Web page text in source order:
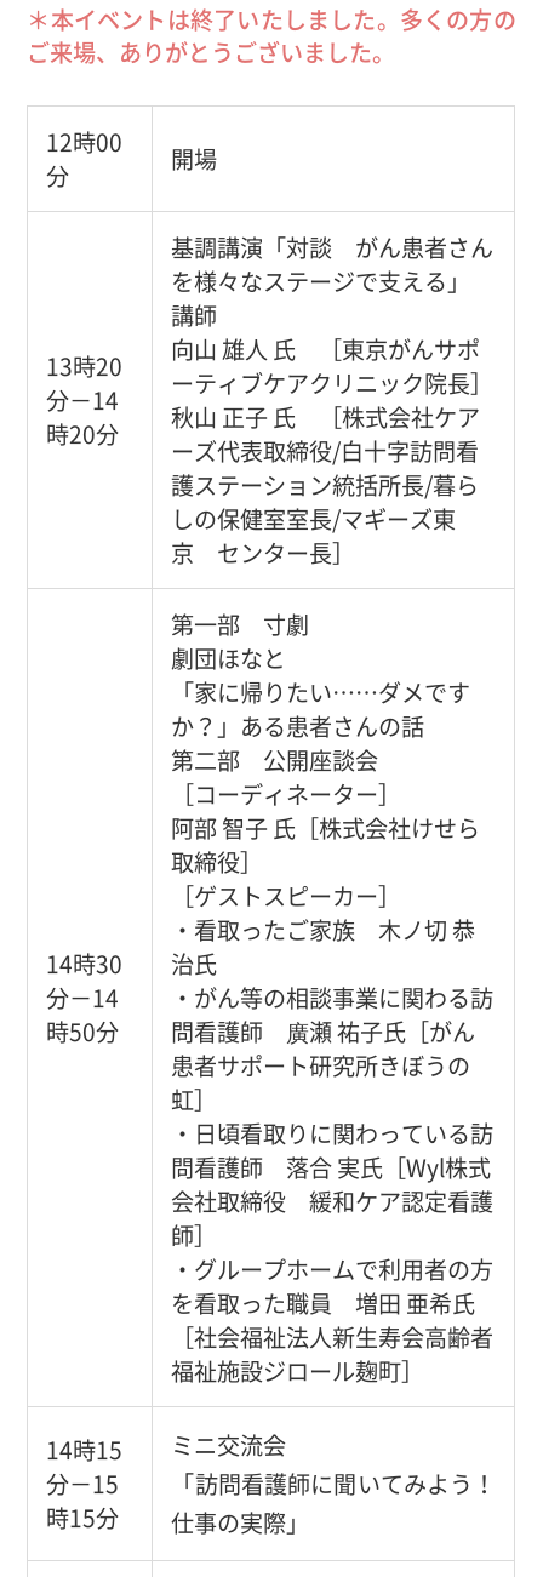
＊本イベントは終了いたしました。多くの方の
ご来場、ありがとうございました。
12時00
分
開場
13時20
分－14
時20分
基調講演「対談 がん患者さん
を様々なステージで支える」
講師
向山 雄人 氏 ［東京がんサポ
ーティブケアクリニック院長］
秋山 正子 氏 ［株式会社ケア
ーズ代表取締役/白十字訪問看
護ステーション統括所長/暮ら
しの保健室室長/マギーズ東
京 センター長］
14時30
分－14
時50分
第一部 寸劇
劇団ほなと
「家に帰りたい……ダメです
か？」ある患者さんの話
第二部 公開座談会
［コーディネーター］
阿部 智子 氏［株式会社けせら
取締役］
［ゲストスピーカー］
・看取ったご家族 木ノ切 恭
治氏
・がん等の相談事業に関わる訪
問看護師 廣瀬 祐子氏［がん
患者サポート研究所きぼうの
虹］
・日頃看取りに関わっている訪
問看護師 落合 実氏［Wyl株式
会社取締役 緩和ケア認定看護
師］
・グループホームで利用者の方
を看取った職員 増田 亜希氏
［社会福祉法人新生寿会高齢者
福祉施設ジロール麹町］
14時15
分－15
時15分
ミニ交流会
「訪問看護師に聞いてみよう！
仕事の実際」